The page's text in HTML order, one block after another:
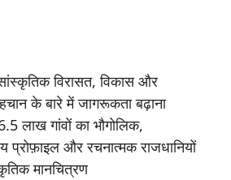
विरासत, विकास और
के बारे में जागरूकता बढ़ाना
लाख गांवों का भौगोलिक,
प्रोफ़ाइल और रचनात्मक राजधानियों
मानचित्रण